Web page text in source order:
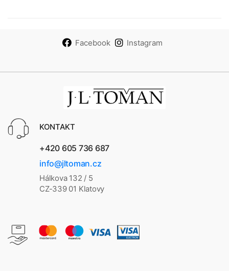
Facebook Instagram
KONTAKT
+420 605 736 687
info@jltoman.cz
Hálkova 132 / 5
CZ-339 01 Klatovy